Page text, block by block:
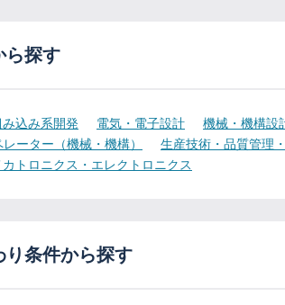
ら探す
込み系開発 電気・電子設計 機械・機構設
ーター（機械・機構）
生産技術・品質管理
トロニクス・エレクトロニクス
り条件から探す